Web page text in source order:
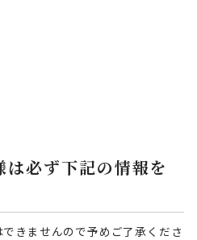
必ず下記の情報を
きませんので予めご了承くださ